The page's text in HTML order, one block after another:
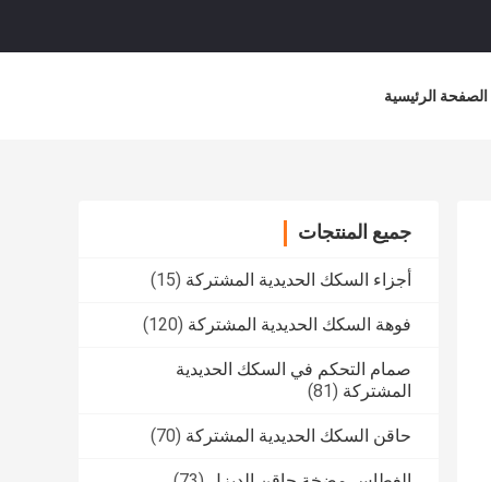
الصفحة الرئيسية
جميع المنتجات
أجزاء السكك الحديدية المشتركة (15)
فوهة السكك الحديدية المشتركة (120)
صمام التحكم في السكك الحديدية
المشتركة (81)
حاقن السكك الحديدية المشتركة (70)